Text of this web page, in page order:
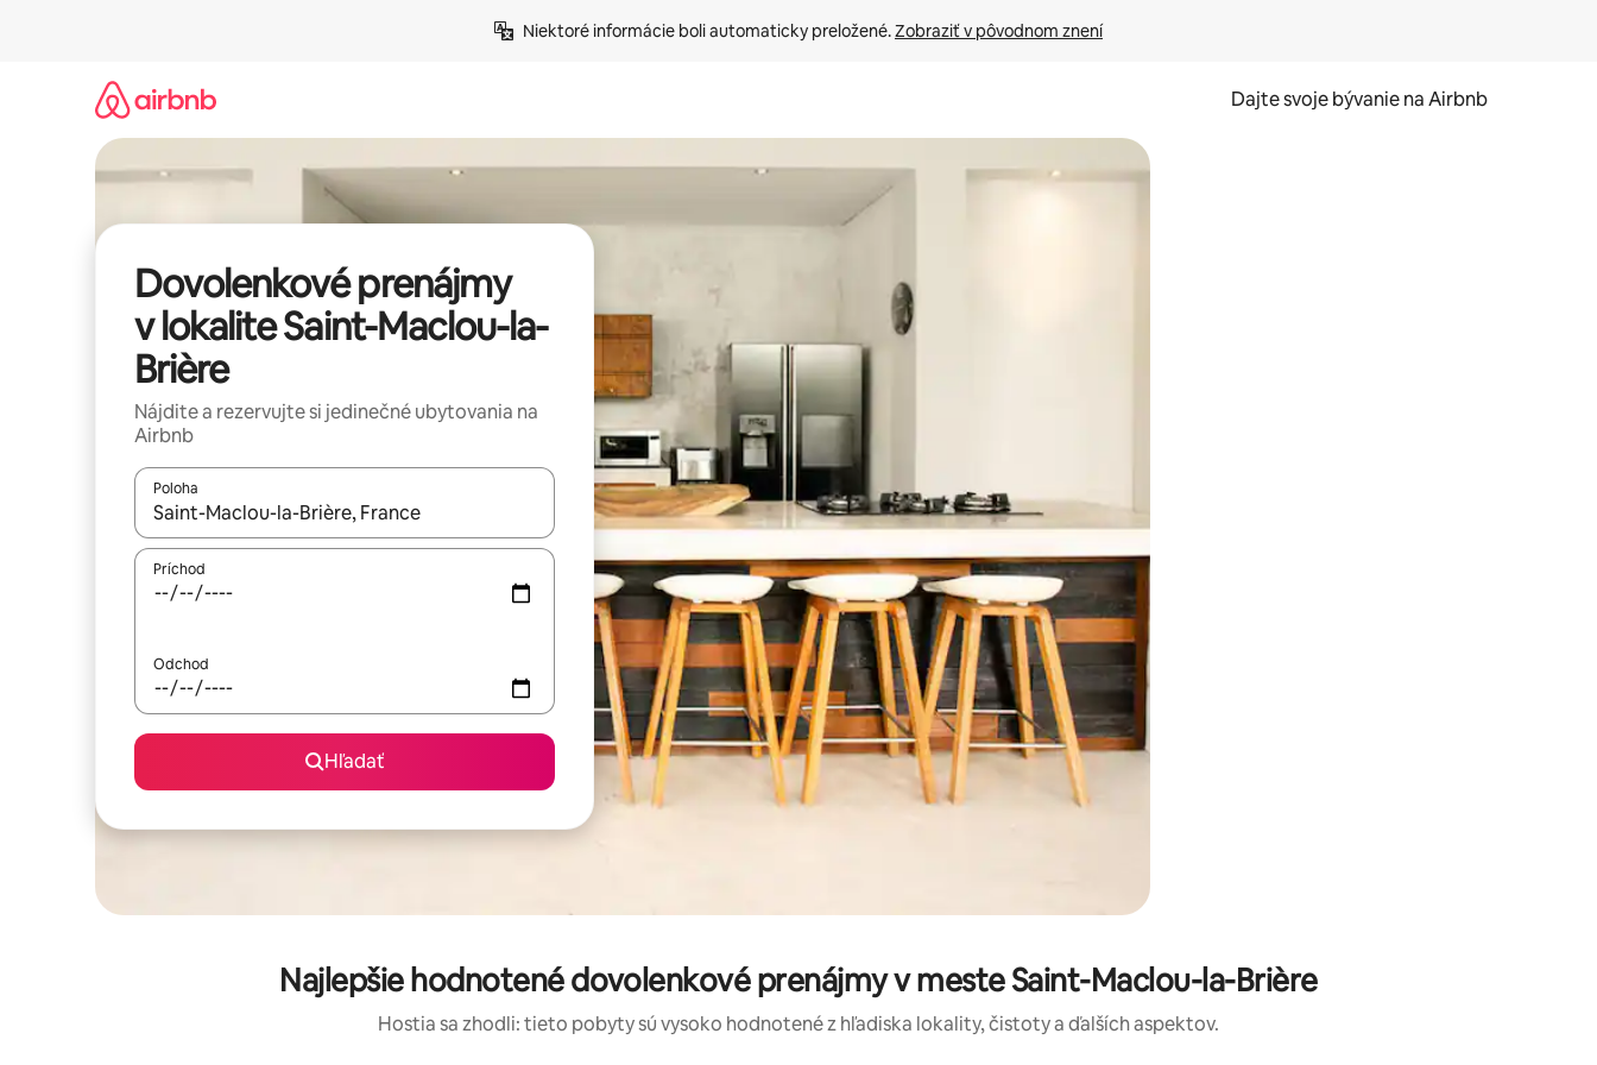
Niektoré informácie boli automaticky preložené. Zobraziť v pôvodnom znení
Dajte svoje bývanie na Airbnb
Dovolenkové prenájmy
v lokalite Saint-Maclou-la-
Brière
Nájdite a rezervujte si jedinečné ubytovania na
Airbnb
Poloha
Keď budú výsledky k dispozícii, môžete si ich prechádzať pomocou klávesov so šípkami nahor a nadol alebo ich preskúmať pomocou dotykových gest či potiahnutia prstom.
Príchod
Odchod
Hľadať
Najlepšie hodnotené dovolenkové prenájmy v meste Saint-Maclou-la-Brière
Hostia sa zhodli: tieto pobyty sú vysoko hodnotené z hľadiska lokality, čistoty a ďalších aspektov.